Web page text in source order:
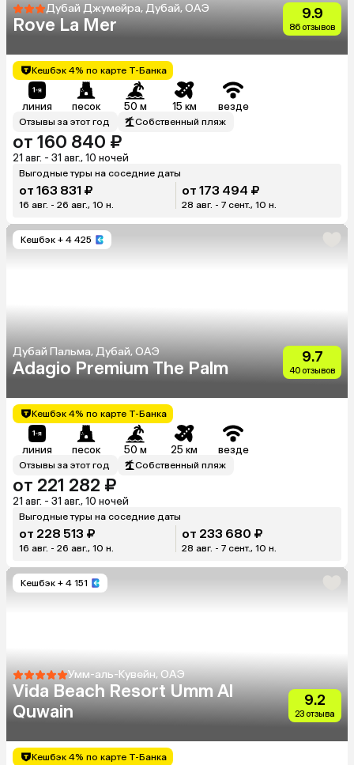
Дубай Джумейра, Дубай, ОАЭ
Rove La Mer
9.9
86 отзывов
Кешбэк 4% по карте Т-Банка
линия песок 50 м 15 км везде
Отзывы за этот год Собственный пляж
от 160 840 ₽
21 авг. - 31 авг., 10 ночей
Выгодные туры на соседние даты
от 163 831 ₽
16 авг. - 26 авг., 10 н.
от 173 494 ₽
28 авг. - 7 сент., 10 н.
Кешбэк + 4 425
Дубай Пальма, Дубай, ОАЭ
Adagio Premium The Palm
9.7
40 отзывов
Кешбэк 4% по карте Т-Банка
линия песок 50 м 25 км везде
Отзывы за этот год Собственный пляж
от 221 282 ₽
21 авг. - 31 авг., 10 ночей
Выгодные туры на соседние даты
от 228 513 ₽
16 авг. - 26 авг., 10 н.
от 233 680 ₽
28 авг. - 7 сент., 10 н.
Кешбэк + 4 151
Умм-аль-Кувейн, ОАЭ
Vida Beach Resort Umm Al
Quwain
9.2
23 отзыва
Кешбэк 4% по карте Т-Банка